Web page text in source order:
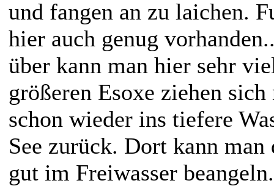
und fangen an zu laichen.
hier auch genug
über kann man hier sehr
größeren Esoxe ziehen
schon wieder ins tiefere
See zurück. Dort kann
gut im Freiwasser beangeln.